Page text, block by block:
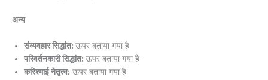
अन्य
संव्यवहार सिद्धांत: ऊपर बताया गया है
परिवर्तनकारी सिद्धांत: ऊपर बताया गया है
करिश्माई नेतृत्व: ऊपर बताया गया है